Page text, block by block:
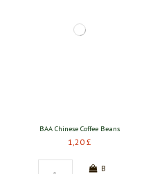
BAA Chinese Coffee Beans
1,20 £
В